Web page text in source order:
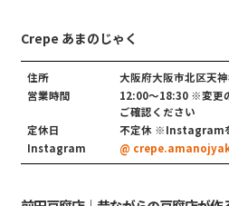
Crepe あまのじゃく
住所
大阪府大阪市北区天
営業時間
12:00〜18:30 ※変更
ご確認ください
定休日
不定休 ※Instagram
Instagram
@